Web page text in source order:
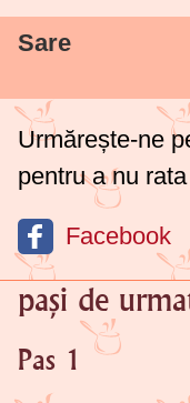
Sare
Urmărește-ne
pentru a nu
Facebook
pași de
Pas 1